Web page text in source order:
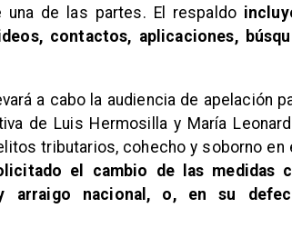
de las partes. El respaldo
contactos, aplicaciones,
a cabo la audiencia de apelación
de Luis Hermosilla y María
tributarios, cohecho y soborno en
el cambio de las medidas
arraigo nacional, o, en su